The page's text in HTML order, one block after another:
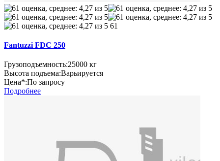
61
Fantuzzi FDC 250
Грузоподъемность:25000 кг
Высота подъема:Варьируется
Цена*:По запросу
Подробнее